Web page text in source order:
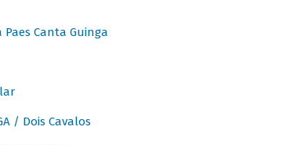
Paes Canta Guinga
/ Dois Cavalos